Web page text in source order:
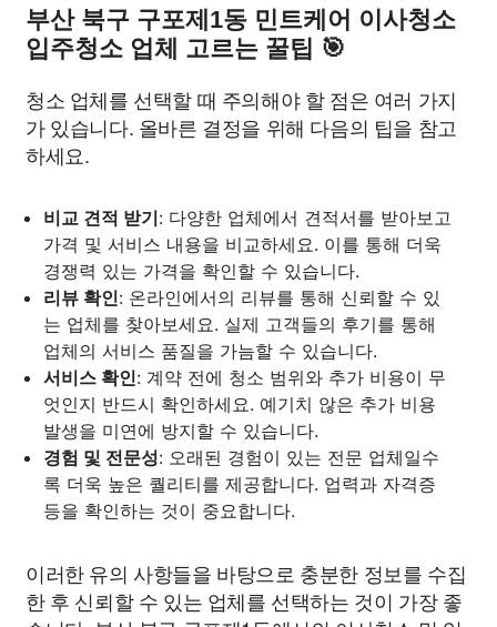
부산 북구 구포제1동 민트케어 이사청소
입주청소 업체 고르는 꿀팁 🎯
청소 업체를 선택할 때 주의해야 할 점은 여러 가지
가 있습니다. 올바른 결정을 위해 다음의 팁을 참고
하세요.
비교 견적 받기: 다양한 업체에서 견적서를 받아보고
가격 및 서비스 내용을 비교하세요. 이를 통해 더욱
경쟁력 있는 가격을 확인할 수 있습니다.
리뷰 확인: 온라인에서의 리뷰를 통해 신뢰할 수 있
는 업체를 찾아보세요. 실제 고객들의 후기를 통해
업체의 서비스 품질을 가늠할 수 있습니다.
서비스 확인: 계약 전에 청소 범위와 추가 비용이 무
엇인지 반드시 확인하세요. 예기치 않은 추가 비용
발생을 미연에 방지할 수 있습니다.
경험 및 전문성: 오래된 경험이 있는 전문 업체일수
록 더욱 높은 퀄리티를 제공합니다. 업력과 자격증
등을 확인하는 것이 중요합니다.
이러한 유의 사항들을 바탕으로 충분한 정보를 수집
한 후 신뢰할 수 있는 업체를 선택하는 것이 가장 좋